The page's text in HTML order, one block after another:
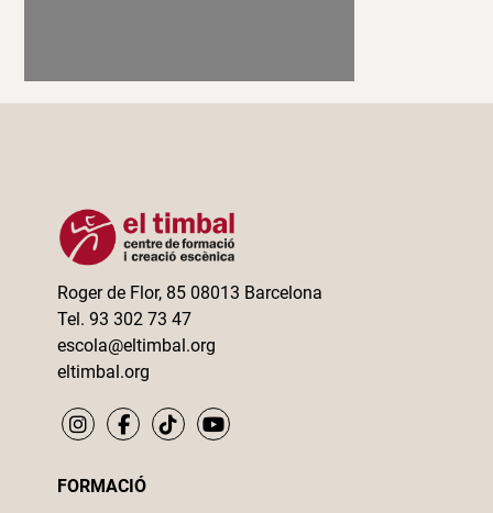
Roger de Flor, 85 08013 Barcelona
Tel. 93 302 73 47
escola@eltimbal.org
eltimbal.org
FORMACIÓ